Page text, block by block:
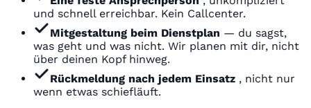
und schnell erreichbar. Kein Callcenter.
Mitgestaltung beim Dienstplan — du sagst,
was geht und was nicht. Wir planen mit dir, nicht
über deinen Kopf hinweg.
Rückmeldung nach jedem Einsatz , nicht nur
wenn etwas schiefläuft.